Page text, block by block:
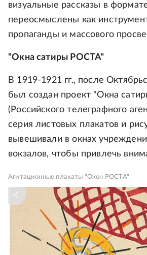
визуальные рассказы в
переосмыслены как
пропаганды и массового
"Окна сатиры РОСТА"
В 1919-1921 гг., после
был создан проект "Окна
(Российского телеграфного
серия листовых плакатов и
вывешивали в окнах
вокзалов, чтобы привлечь
Агитационные плакаты "Окон РОСТА"